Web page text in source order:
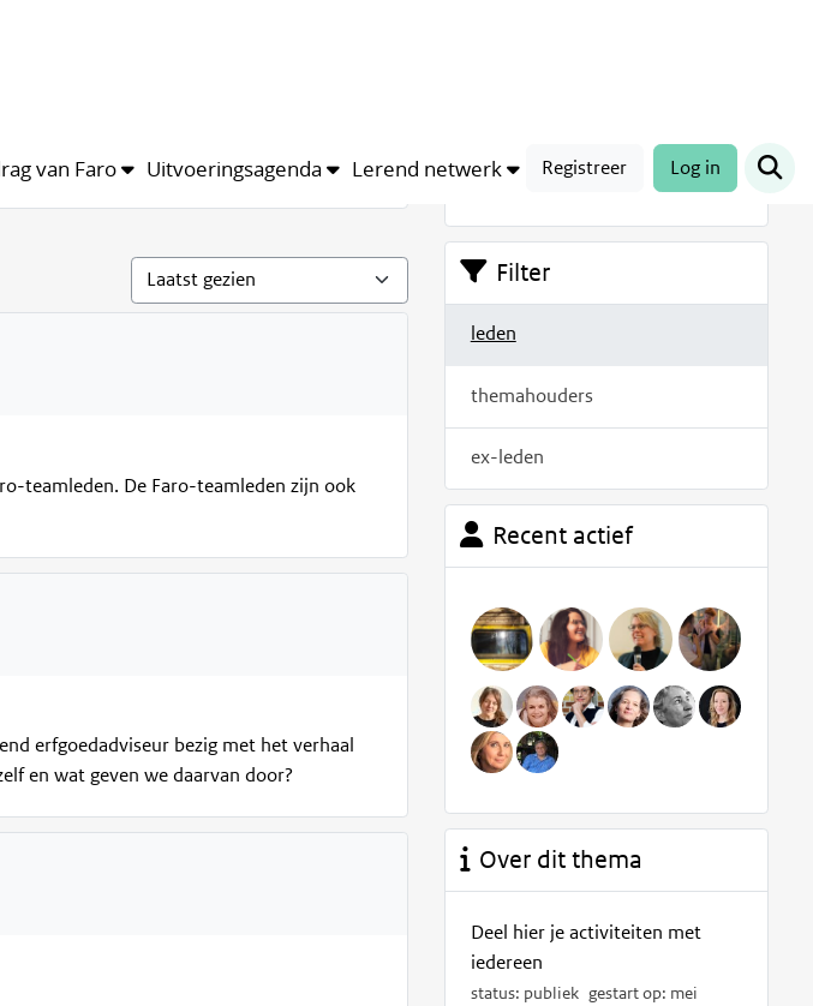
van Faro Uitvoeringsagenda Lerend netwerk Registreer Log in
teamleden. De Faro-teamleden zijn ook
erfgoedadviseur bezig met het verhaal
en wat geven we daarvan door?
Filter
leden
themahouders
ex-leden
Recent actief
Over dit thema
Deel hier je activiteiten met
iedereen
status: publiek gestart op: mei